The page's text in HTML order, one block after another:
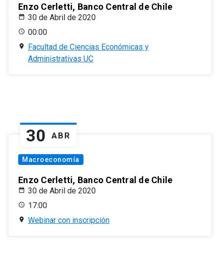
Enzo Cerletti, Banco Central de Chile
30 de Abril de 2020
00:00
Facultad de Ciencias Económicas y
Administrativas UC
30 ABR
Macroeconomía
Enzo Cerletti, Banco Central de Chile
30 de Abril de 2020
17:00
Webinar con inscripción